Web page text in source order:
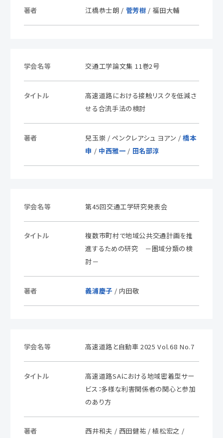
著者 江橋恭士朗 / 菅芳樹 / 福田大輔
学会名等 交通工学論文集 11巻2号
タイトル
高速道路における接触リスクを低減さ
せる合流手法の検討
著者 兒玉崇 / ペンクレアシュ ヨアン /橋本
申 / 中西雅一 / 田名部淳
学会名等 第45回交通工学研究発表会
タイトル
複数市町村で地域公共交通計画を推
進するための研究 －圏域分類の検
討－
著者 義浦慶子 / 内田敬
学会名等 高速道路と自動車 2025 Vol.68 No.7
タイトル
高速道路SAにおける地域密着型サー
ビス：多様な利害関係者の関心と参加
のあり方
著者
西井和夫 / 西田健祐 / 植松宏之 /